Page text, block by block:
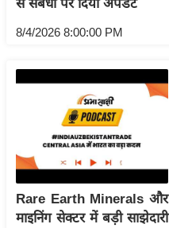
g
N
w
s
फ
इ
ल
से संबंधों पर दिया अपडेट
8/4/2026 8:00:00 PM
Rare Earth Minerals और
माइनिंग सेक्टर में बड़ी साझेदारी